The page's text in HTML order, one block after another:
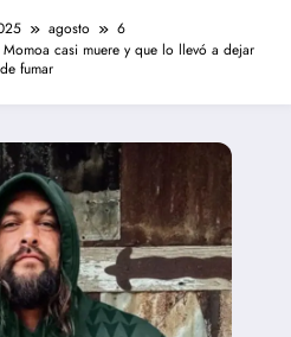
agosto
6
casi muere y que lo llevó a dejar
de fumar